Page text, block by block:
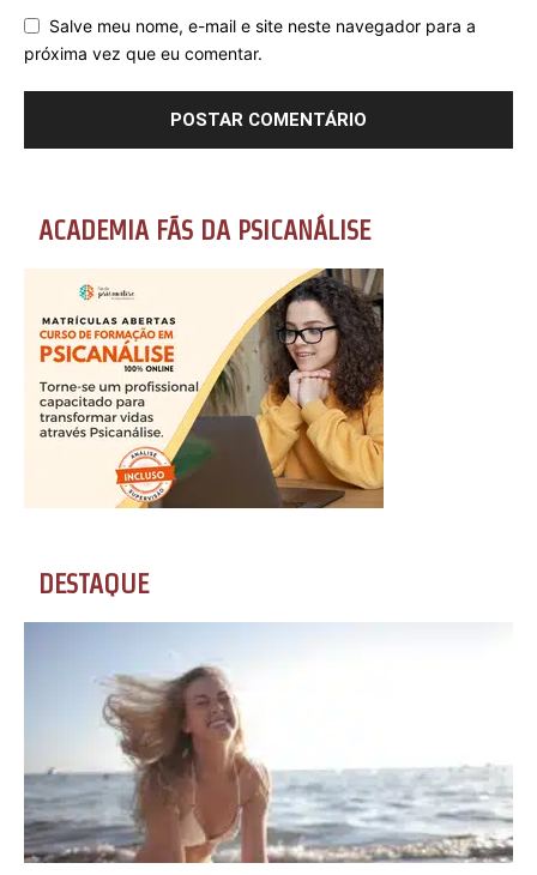
Salve meu nome, e-mail e site neste navegador para a
próxima vez que eu comentar.
ACADEMIA FÃS DA PSICANÁLISE
DESTAQUE